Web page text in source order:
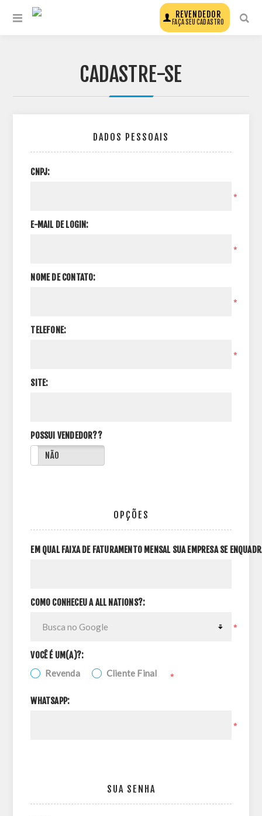
REVENDEDOR
FAÇA SEU CADASTRO
CADASTRE-SE
DADOS PESSOAIS
CNPJ:
*
E-MAIL DE LOGIN:
*
NOME DE CONTATO:
*
TELEFONE:
*
SITE:
POSSUI VENDEDOR??
NÃO
OPÇÕES
EM QUAL FAIXA DE FATURAMENTO MENSAL SUA EMPRESA SE
COMO CONHECEU A ALL NATIONS?:
*
VOCÊ É UM(A)?:
Revenda Cliente Final *
WHATSAPP:
*
SUA SENHA